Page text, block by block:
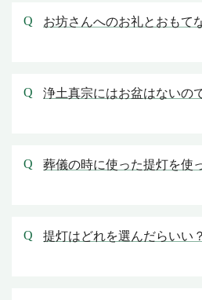
お坊さんへのお礼とおもて
浄土真宗にはお盆はないの
葬儀の時に使った提灯を使
提灯はどれを選んだらいい？